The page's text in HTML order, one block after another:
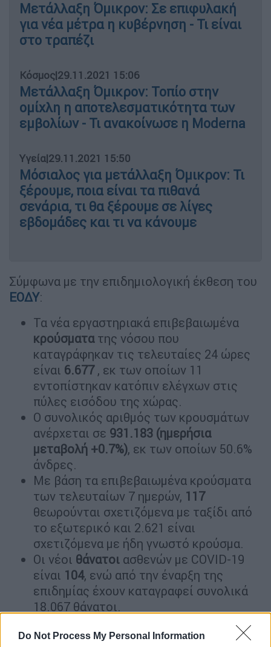
Do Not Process My Personal Information
Μετάλλαξη Όμικρον: Σε επιφυλακή
για νέα μέτρα η κυβέρνηση - Τι είναι
στο τραπέζι
Κόσμος|29.11.2021 15:06
Μετάλλαξη Όμικρον: Τοπίο στην
ομίχλη η αποτελεσματικότητα των
εμβολίων - Τι ανακοίνωσε η Moderna
Υγεία|29.11.2021 15:50
Μόσιαλος για μετάλλαξη Όμικρον: Τι
ξέρουμε, ποια είναι τα πιθανά
σενάρια, τι θα ξέρουμε σε λίγες
εβδομάδες και τι να κάνουμε
Σύμφωνα με την επιδημιολογική έκθεση του
ΕΟΔΥ:
Τα νέα εργαστηριακά επιβεβαιωμένα
κρούσματατης νόσου που
καταγράφηκαν τις τελευταίες 24 ώρες
είναι 6.677, εκ των οποίων 11
εντοπίστηκαν κατόπιν ελέγχων στις
πύλες εισόδου της χώρας.
Ο συνολικός αριθμός των κρουσμάτων
ανέρχεται σε 931.183 (ημερήσια
μεταβολή +0.7%), εκ των οποίων 50.6%
άνδρες.
Με βάση τα επιβεβαιωμένα κρούσματα
των τελευταίων 7 ημερών, 117
θεωρούνται σχετιζόμενα με ταξίδι από
το εξωτερικό και 2.621 είναι
σχετιζόμενα με ήδη γνωστό κρούσμα.
Οι νέοι θάνατοι ασθενών με COVID-19
είναι 104, ενώ από την έναρξη της
επιδημίας έχουν καταγραφεί συνολικά
18.067 θάνατοι.
Το 95.4% είχε υποκείμενο νόσημα ή/και
ηλικία 70 ετών και άνω